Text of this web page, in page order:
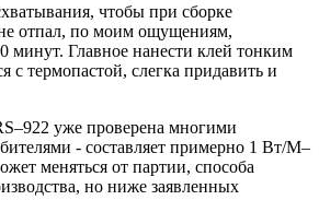
чтобы при сборке
не отпал, по моим ощущениям,
минут. Главное нанести клей тонким
с термопастой, слегка придавить и
уже проверена многими
- составляет примерно 1 Вт/М–
меняться от партии, способа
но ниже заявленных